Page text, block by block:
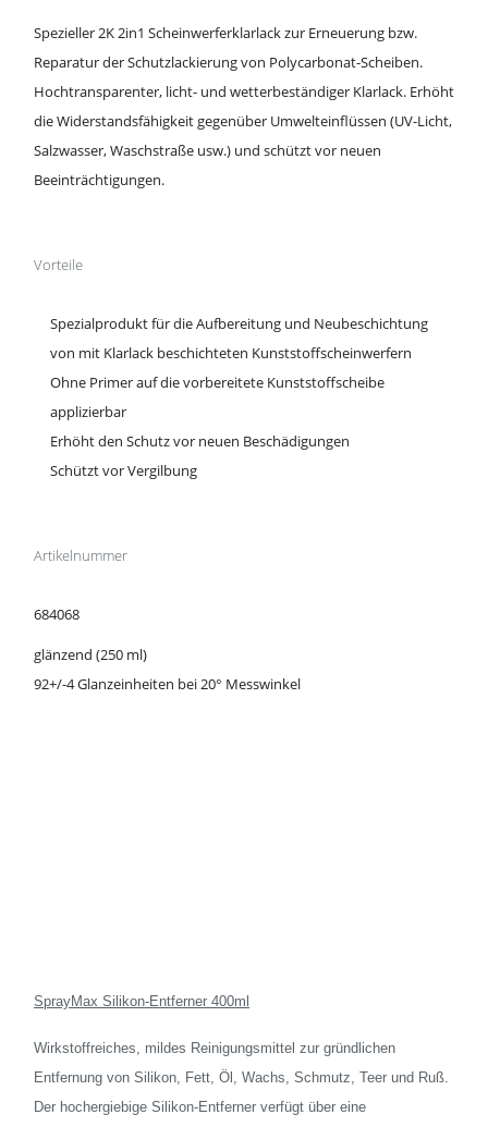
Spezieller 2K 2in1 Scheinwerferklarlack zur Erneuerung bzw.
Reparatur der Schutzlackierung von Polycarbonat-Scheiben.
Hochtransparenter, licht- und wetterbeständiger Klarlack. Erhöht
die Widerstandsfähigkeit gegenüber Umwelteinflüssen (UV-Licht,
Salzwasser, Waschstraße usw.) und schützt vor neuen
Beeinträchtigungen.
Vorteile
Spezialprodukt für die Aufbereitung und Neubeschichtung
von mit Klarlack beschichteten Kunststoffscheinwerfern
Ohne Primer auf die vorbereitete Kunststoffscheibe
applizierbar
Erhöht den Schutz vor neuen Beschädigungen
Schützt vor Vergilbung
Artikelnummer
684068
glänzend (250 ml)
92+/-4 Glanzeinheiten bei 20° Messwinkel
SprayMax Silikon-Entferner 400ml
Wirkstoffreiches, mildes Reinigungsmittel zur gründlichen
Entfernung von Silikon, Fett, Öl, Wachs, Schmutz, Teer und Ruß.
Der hochergiebige Silikon-Entferner verfügt über eine